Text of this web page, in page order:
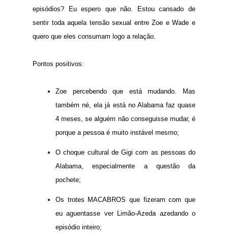
episódios? Eu espero que não. Estou cansado de
sentir toda aquela tensão sexual entre Zoe e Wade e
quero que eles consumam logo a relação.
Pontos positivos:
Zoe percebendo que está mudando. Mas
também né, ela já está no Alabama faz quase
4 meses, se alguém não conseguisse mudar, é
porque a pessoa é muito instável mesmo;
O choque cultural de Gigi com as pessoas do
Alabama, especialmente a questão da
pochete;
Os trotes MACABROS que fizeram com que
eu aguentasse ver Limão-Azeda azedando o
episódio inteiro;